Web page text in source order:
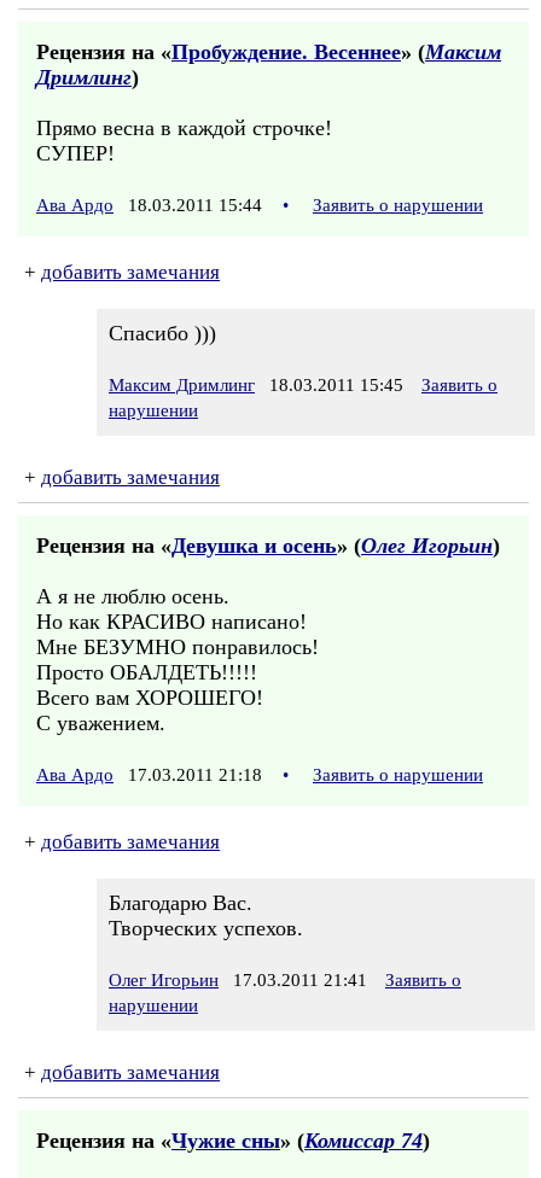
Рецензия на «Пробуждение. Весеннее» (Максим
Дримлинг)
Прямо весна в каждой строчке!
СУПЕР!
Ава Ардо 18.03.2011 15:44 • Заявить о нарушении
+ добавить замечания
Спасибо )))
Максим Дримлинг 18.03.2011 15:45
Заявить о
нарушении
+ добавить замечания
Рецензия на «Девушка и осень» (Олег Игорьин)
А я не люблю осень.
Но как КРАСИВО написано!
Мне БЕЗУМНО понравилось!
Просто ОБАЛДЕТЬ!!!!!
Всего вам ХОРОШЕГО!
С уважением.
Ава Ардо 17.03.2011 21:18 • Заявить о нарушении
+ добавить замечания
Благодарю Вас.
Творческих успехов.
Олег Игорьин 17.03.2011 21:41
Заявить о
нарушении
+ добавить замечания
Рецензия на «Чужие сны» (Комиссар 74)